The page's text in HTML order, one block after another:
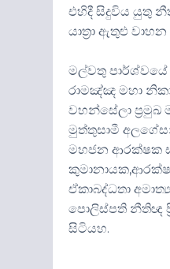
එහිදී සිදුවිය යුතු
යාත්‍රා ඇතුළු
මල්වතු
රාමඤ්ඤ මහා
වහන්සේලා ප්‍රමුඛ
මුත්තුසාමී
මහජන ආරක්ෂක
ඒකාබද්ධතා
පොලිස්පති නීතිඥ
සිටියහ.